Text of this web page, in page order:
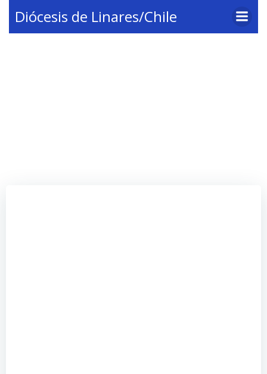
al
contenido
Diócesis de Linares/Chile